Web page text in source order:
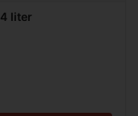
liter